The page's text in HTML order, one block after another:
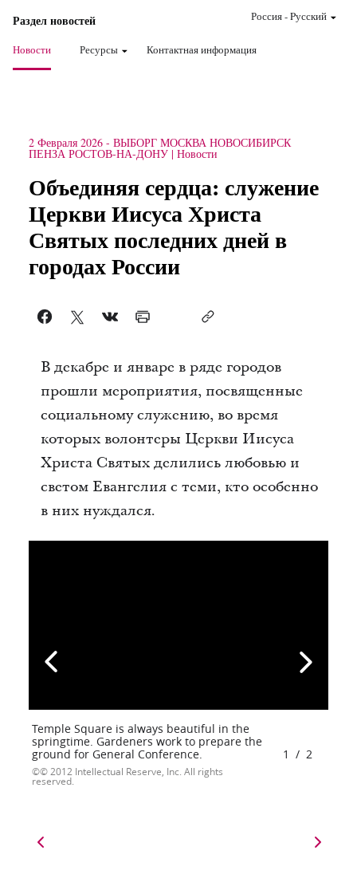
Раздел новостей
Новости Ресурсы Контактная информация
Россия-Pусский
2 Февраля 2026 - ВЫБОРГ МОСКВА НОВОСИБИРСК
ПЕНЗА РОСТОВ-НА-ДОНУ Новости
Объединяя сердца: служение
Церкви Иисуса Христа
Святых последних дней в
городах России
В декабре и январе в ряде городов
прошли мероприятия, посвященные
социальному служению, во время
которых волонтеры Церкви Иисуса
Христа Святых делились любовью и
светом Евангелия с теми, кто особенно
в них нуждался.
Temple Square is always beautiful in the
springtime. Gardeners work to prepare the
ground for General Conference.
© 2012 Intellectual Reserve, Inc. All rights
reserved.
1 / 2